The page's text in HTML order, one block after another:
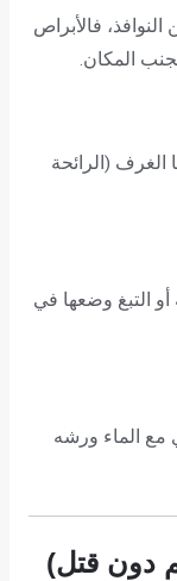
فالأبراص
المكان.
الغرف (الرائحة
التبغ وضعها في
الماء ورشه